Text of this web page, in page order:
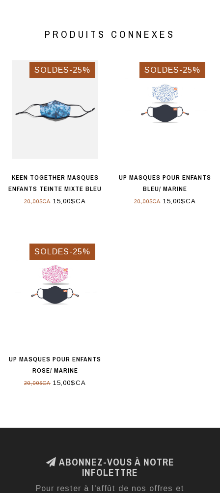
PRODUITS CONNEXES
SOLDES-25%
KEEN TOGETHER MASQUES
ENFANTS TEINTE MIXTE BLEU
20,00$CA 15,00$CA
SOLDES-25%
UP MASQUES POUR ENFANTS
BLEU/ MARINE
20,00$CA 15,00$CA
SOLDES-25%
UP MASQUES POUR ENFANTS
ROSE/ MARINE
20,00$CA 15,00$CA
ABONNEZ-VOUS À NOTRE
INFOLETTRE
Pour rester à l'affût de nos offres et